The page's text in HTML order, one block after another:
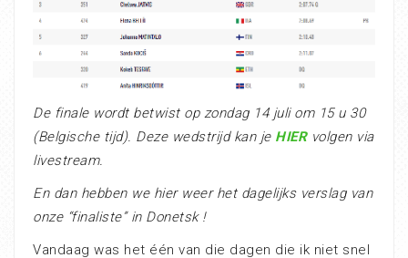
De finale wordt betwist op zondag 14 juli om 15 u 30
(Belgische tijd). Deze wedstrijd kan je HIERvolgen via
livestream.
En dan hebben we hier weer het dagelijks verslag van
onze “finaliste” in Donetsk !
Vandaag was het één van die dagen die ik niet snel